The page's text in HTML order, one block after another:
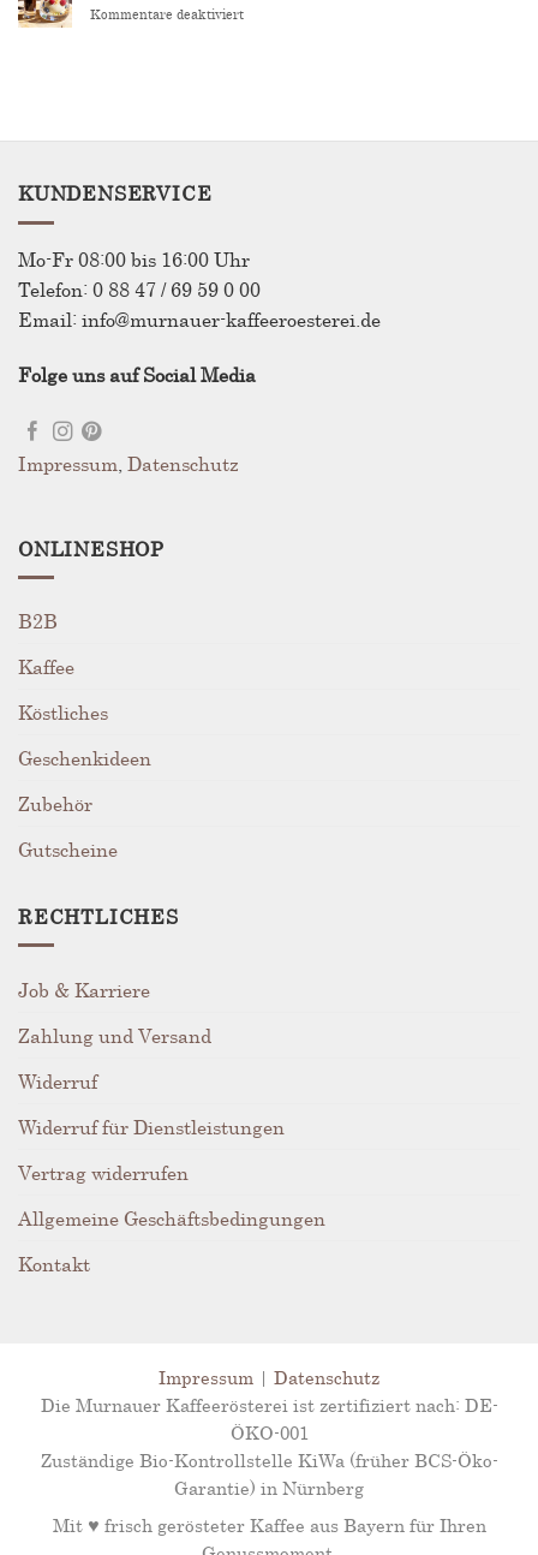
Kaffee
Kommentare deaktiviertfür
KUNDENSERVICE
Mo-Fr 08:00 bis 16:00 Uhr
Telefon: 0 88 47 / 69 59 0 00
Email: info@murnauer-kaffeeroesterei.de
Folge uns auf Social Media
Impressum Datenschutz
ONLINESHOP
B2B
Kaffee
Köstliches
Geschenkideen
Zubehör
Gutscheine
RECHTLICHES
Job & Karriere
Zahlung und Versand
Widerruf
Widerruf für Dienstleistungen
Vertrag widerrufen
Allgemeine Geschäftsbedingungen
Kontakt
Impressum
Datenschutz
Die Murnauer Kaffeerösterei ist zertifiziert nach: DE-
ÖKO-001
Zuständige Bio-Kontrollstelle KiWa (früher BCS-Öko-
Garantie) in Nürnberg
Mit ♥ frisch gerösteter Kaffee aus Bayern für Ihren